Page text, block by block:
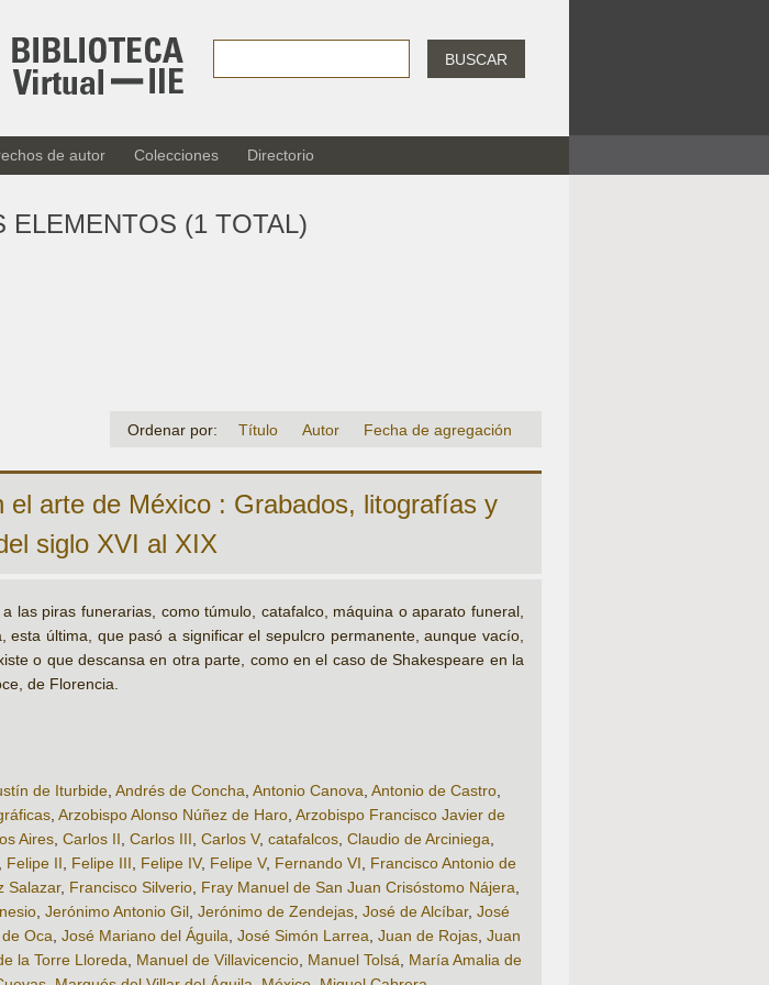
BUSCAR
de autor Colecciones Directorio
ELEMENTOS (1 TOTAL)
Ordenar por: Título Autor Fecha de agregación
arte de México : Grabados, litografías y
siglo XVI al XIX
las piras funerarias, como túmulo, catafalco, máquina o aparato funeral,
esta última, que pasó a significar el sepulcro permanente, aunque vacío,
o que descansa en otra parte, como en el caso de Shakespeare en la
de Florencia.
de Iturbide, Andrés de Concha, Antonio Canova, Antonio de Castro,
, Arzobispo Alonso Núñez de Haro, Arzobispo Francisco Javier de
Aires, Carlos II, Carlos III, Carlos V, catafalcos, Claudio de Arciniega,
, Felipe II, Felipe III, Felipe IV, Felipe V, Fernando VI, Francisco Antonio de
Salazar, Francisco Silverio, Fray Manuel de San Juan Crisóstomo Nájera,
, Jerónimo Antonio Gil, Jerónimo de Zendejas, José de Alcíbar, José
Oca, José Mariano del Águila, José Simón Larrea, Juan de Rojas, Juan
la Torre Lloreda, Manuel de Villavicencio, Manuel Tolsá, María Amalia de